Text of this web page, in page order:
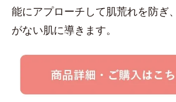
能にアプローチして肌荒れを防ぎ
がない肌に導きます。